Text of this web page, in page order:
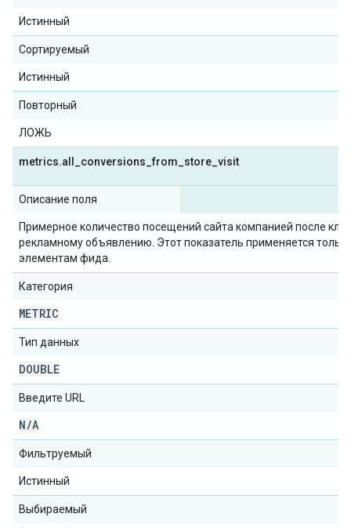
Истинный
Сортируемый
Истинный
Повторный
ЛОЖЬ
metrics.all conversions _from store visit
Описание поля
Примерное количество посещений сайта компанией после
рекламному объявлению. Этот показатель применяется
элементам фида.
Категория
METRIC
Тип данных
DOUBLE
Введите URL
N/A
Фильтруемый
Истинный
Выбираемый